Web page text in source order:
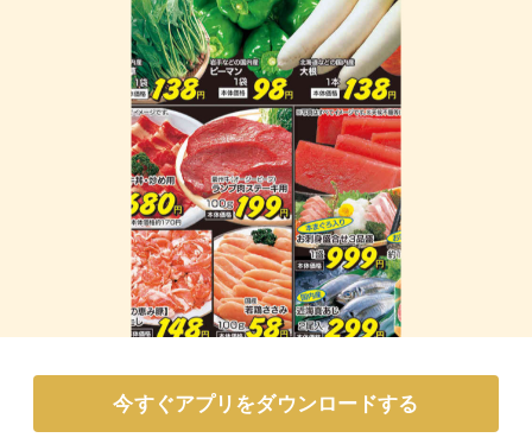
今すぐアプリをダウンロードする